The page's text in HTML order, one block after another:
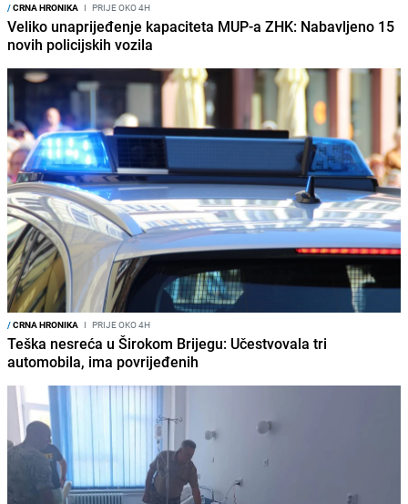
/CRNA HRONIKA I PRIJE OKO 4H
Veliko unaprijeđenje kapaciteta MUP-a ZHK: Nabavljeno 15
novih policijskih vozila
/CRNA HRONIKA I PRIJE OKO 4H
Teška nesreća u Širokom Brijegu: Učestvovala tri
automobila, ima povrijeđenih